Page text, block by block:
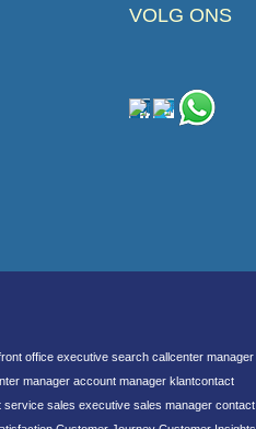
VOLG ONS
office executive search callcenter manager
manager account manager klantcontact
sales executive sales manager contact